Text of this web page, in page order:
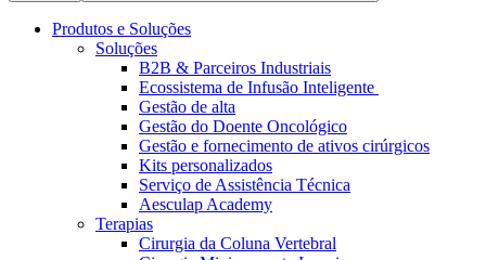
Catálogo de Produtos
Produtos e Soluções
Soluções
B2B & Parceiros Industriais
Ecossistema de Infusão Inteligente
Gestão de alta
Gestão do Doente Oncológico
Gestão e fornecimento de ativos cirúrgicos
Kits personalizados
Serviço de Assistência Técnica
Aesculap Academy
Terapias
Cirurgia da Coluna Vertebral